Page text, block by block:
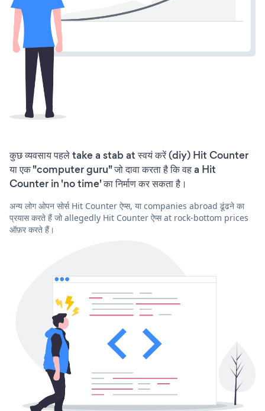
कुछ व्यवसाय पहले take a stab at स्वयं करें (diy) Hit Counter
या एक "computer guru" जो दावा करता है कि वह a Hit
Counter in 'no time' का निर्माण कर सकता है।
अन्य लोग ओपन सोर्स Hit Counter ऐप्स, या companies abroad ढूंढने का
प्रयास करते हैं जो allegedly Hit Counter ऐप्स at rock-bottom prices
ऑफ़र करते हैं।